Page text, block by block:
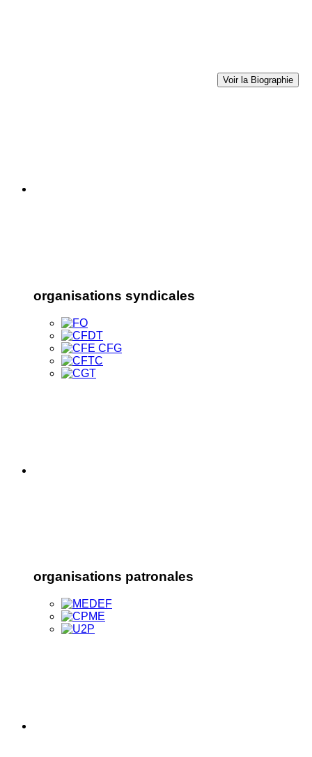
Voir la Biographie
organisations syndicales
organisations patronales